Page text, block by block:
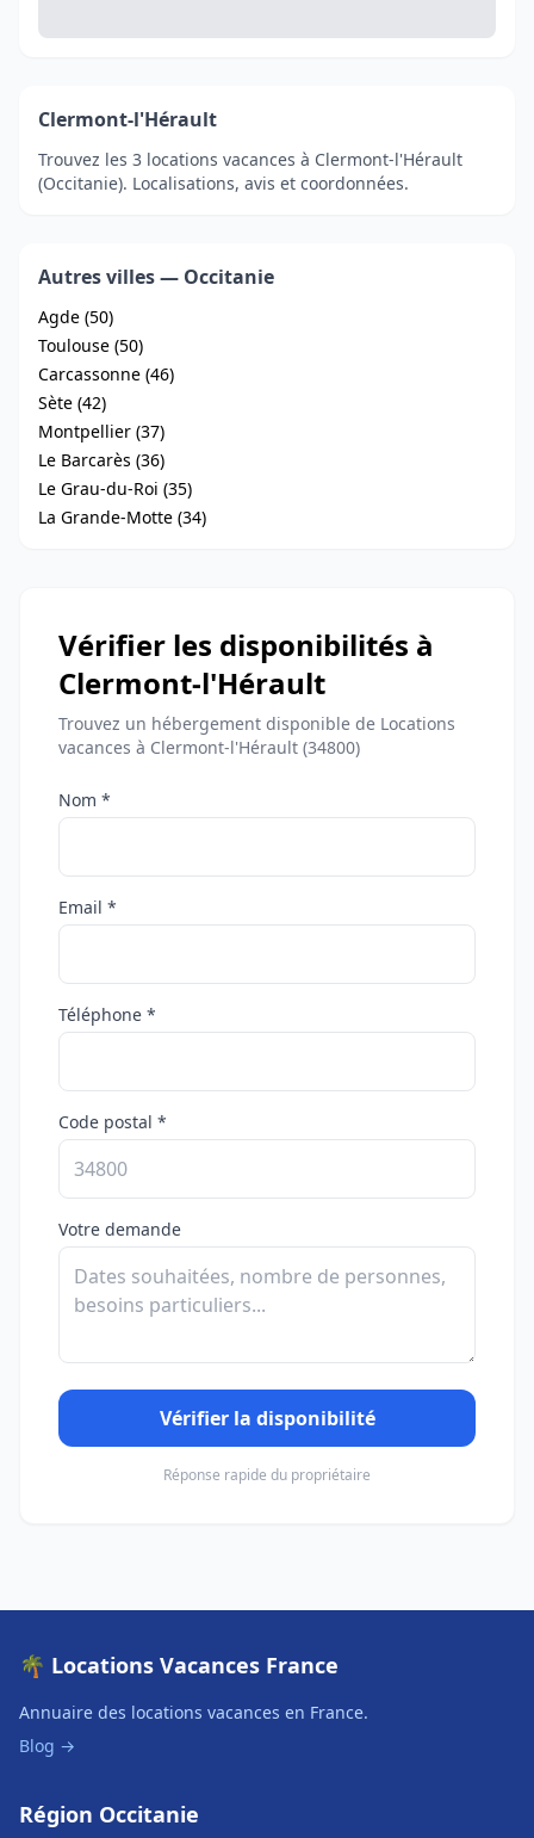
Clermont-l'Hérault
Trouvez les 3 locations vacances à Clermont-l'Hérault
(Occitanie). Localisations, avis et coordonnées.
Autres villes — Occitanie
Agde (50)
Toulouse (50)
Carcassonne (46)
Sète (42)
Montpellier (37)
Le Barcarès (36)
Le Grau-du-Roi (35)
La Grande-Motte (34)
Vérifier les disponibilités à
Clermont-l'Hérault
Trouvez un hébergement disponible de Locations
vacances à Clermont-l'Hérault (34800)
Nom *
Email *
Téléphone *
Code postal *
Votre demande
Vérifier la disponibilité
Réponse rapide du propriétaire
🌴 Locations Vacances France
Annuaire des locations vacances en France.
Blog →
Région Occitanie